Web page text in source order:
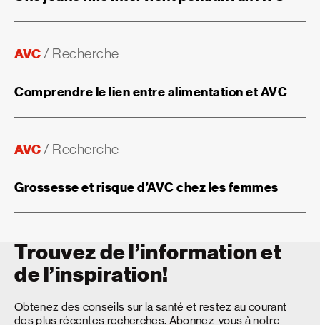
AVC / Recherche
Comprendre le lien entre alimentation et AVC
AVC / Recherche
Grossesse et risque d’AVC chez les femmes
Trouvez de l’information et
de l’inspiration!
Obtenez des conseils sur la santé et restez au courant
des plus récentes recherches. Abonnez-vous à notre